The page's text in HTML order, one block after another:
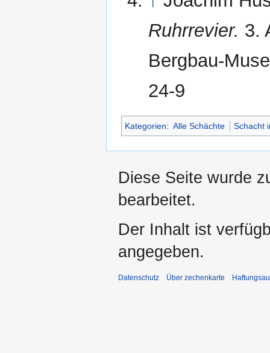
Ruhrrevier. 3.
Bergbau-
24-9
Kategorien: Alle Schächte Schacht
Diese Seite wurde
bearbeitet.
Der Inhalt ist
angegeben.
Datenschutz Über zechenkarte